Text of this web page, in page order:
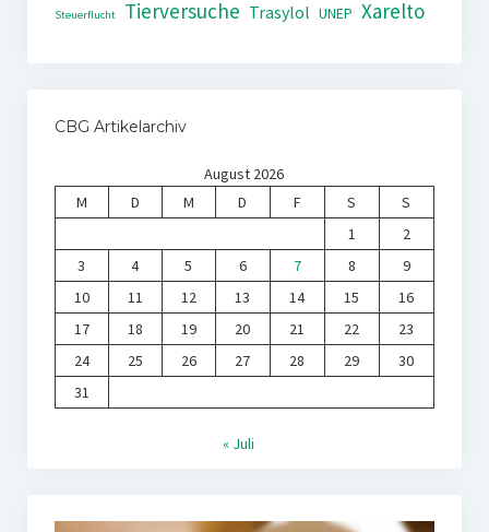
Steuerflucht Tierversuche Trasylol UNEP Xarelto
CBG Artikelarchiv
August 2026
M
D M D F S
S
1
2
3
4 5 6 7 8
9
10
11 12 13 14 15
16
17
18 19 20 21 22
23
24
25 26 27 28 29
30
31
« Juli